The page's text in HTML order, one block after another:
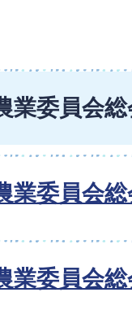
業委員会
業委員会
業委員会